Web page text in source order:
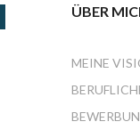
ÜBER
MEINE